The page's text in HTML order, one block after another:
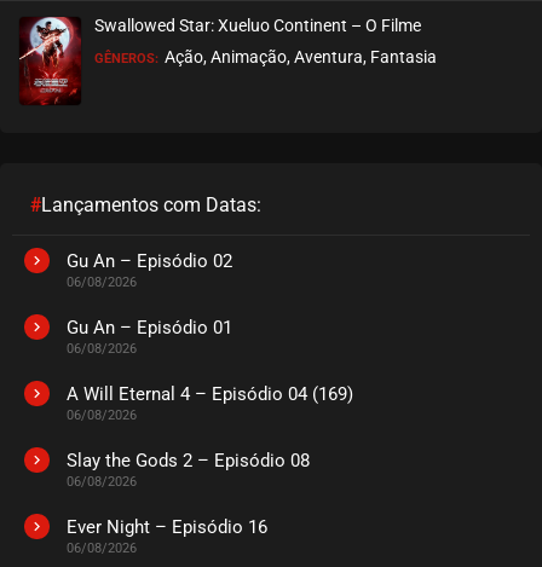
EPISÓDIO 09
setembro 26, 2020
setembro 26, 2020
Swallowed Star: Xueluo Continent – O Filme
GÊNEROS: Ação, Animação, Aventura, Fantasia
#Lançamentos com Datas:
Gu An – Episódio 02
06/08/2026
Gu An – Episódio 01
06/08/2026
A Will Eternal 4 – Episódio 04 (169)
06/08/2026
Slay the Gods 2 – Episódio 08
06/08/2026
Ever Night – Episódio 16
06/08/2026